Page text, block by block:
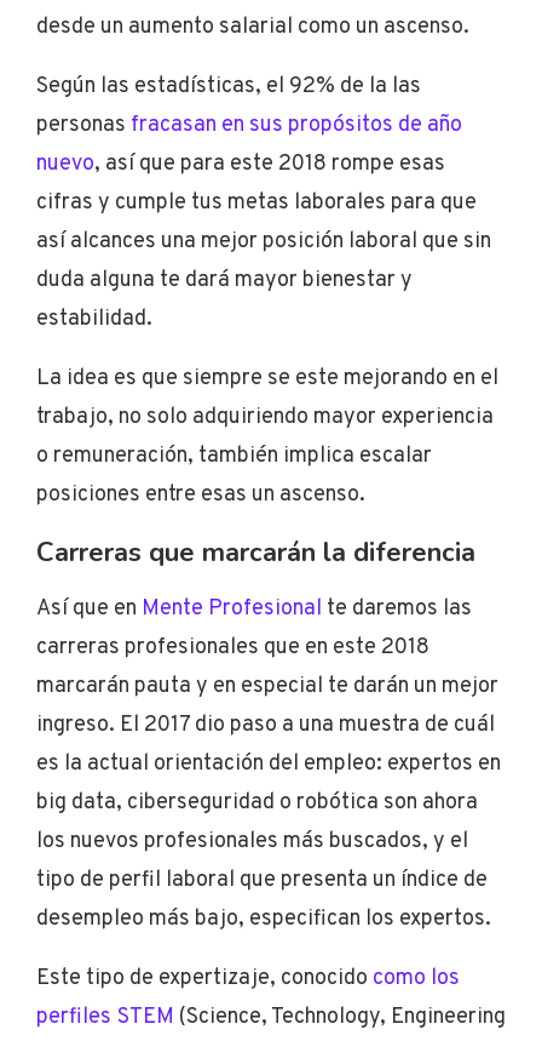
desde un aumento salarial como un ascenso.
Según las estadísticas, el 92% de la las
personas fracasan en sus propósitos de año
nuevo, así que para este 2018 rompe esas
cifras y cumple tus metas laborales para que
así alcances una mejor posición laboral que sin
duda alguna te dará mayor bienestar y
estabilidad.
La idea es que siempre se este mejorando en el
trabajo, no solo adquiriendo mayor experiencia
o remuneración, también implica escalar
posiciones entre esas un ascenso.
Carreras que marcarán la diferencia
Así que en Mente Profesional te daremos las
carreras profesionales que en este 2018
marcarán pauta y en especial te darán un mejor
ingreso. El 2017 dio paso a una muestra de cuál
es la actual orientación del empleo: expertos en
big data, ciberseguridad o robótica son ahora
los nuevos profesionales más buscados, y el
tipo de perfil laboral que presenta un índice de
desempleo más bajo, especifican los expertos.
Este tipo de expertizaje, conocido como los
perfiles STEM (Science, Technology, Engineering